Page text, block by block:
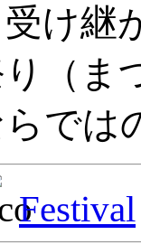
け継
（ま
らで
Festival